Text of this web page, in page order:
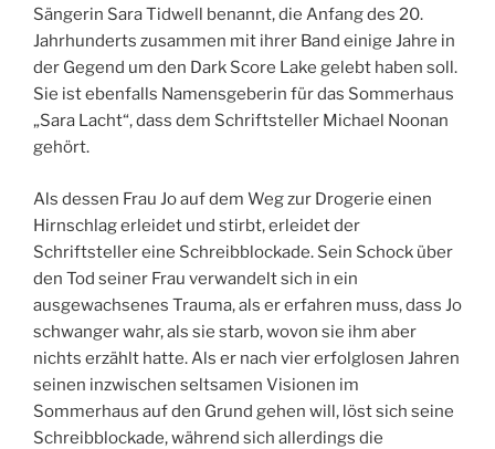
Sängerin Sara Tidwell benannt, die Anfang des 20.
Jahrhunderts zusammen mit ihrer Band einige Jahre in
der Gegend um den Dark Score Lake gelebt haben soll.
Sie ist ebenfalls Namensgeberin für das Sommerhaus
„Sara Lacht“, dass dem Schriftsteller Michael Noonan
gehört.
Als dessen Frau Jo auf dem Weg zur Drogerie einen
Hirnschlag erleidet und stirbt, erleidet der
Schriftsteller eine Schreibblockade. Sein Schock über
den Tod seiner Frau verwandelt sich in ein
ausgewachsenes Trauma, als er erfahren muss, dass Jo
schwanger wahr, als sie starb, wovon sie ihm aber
nichts erzählt hatte. Als er nach vier erfolglosen Jahren
seinen inzwischen seltsamen Visionen im
Sommerhaus auf den Grund gehen will, löst sich seine
Schreibblockade, während sich allerdings die